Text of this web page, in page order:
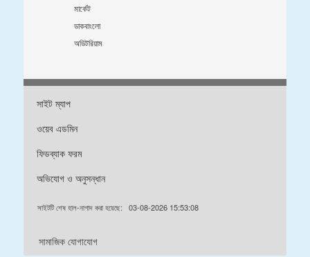
মার্কেট
ডাকবাংলো
অডিটরিয়াম
সাইট ম্যাপ
ওয়েব এডমিন
ফিডব্যাক ফরম
অভিযোগ ও অনুসন্ধান
সাইটটি শেষ হাল-নাগাদ করা হয়েছে: 03-08-2026 15:53:08
সামাজিক যোগাযোগ